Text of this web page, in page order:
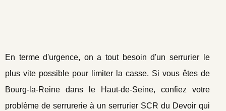
En terme d'urgence, on a tout besoin d'un serrurier le
plus vite possible pour limiter la casse. Si vous êtes de
Bourg-la-Reine dans le Haut-de-Seine, confiez votre
problème de serrurerie à un serrurier SCR du Devoir qui